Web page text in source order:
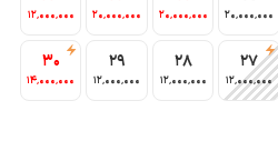
20٬000٬000 20٬000٬000 20٬000٬000 12٬000٬000
27
12٬000٬000
28
12٬000٬000
29
12٬000٬000
30
14٬000٬000